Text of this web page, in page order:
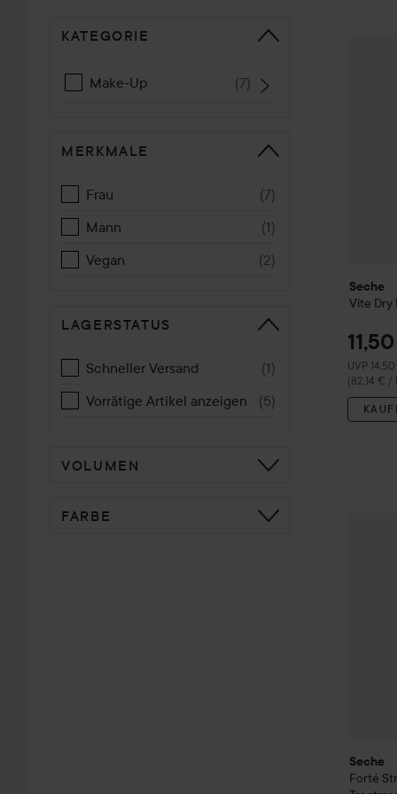
WEITER ZU SORTIEREN
KATEGORIE
Make-Up (7)
MERKMALE
Frau (7)
Mann
(1)
Vegan
(2)
LAGERSTATUS
Schneller Versand (1)
Vorrätige Artikel anzeigen
(5)
VOLUMEN
FARBE
Seche
Vite Dry
UVP
(82,14 € /
Seche
Forté